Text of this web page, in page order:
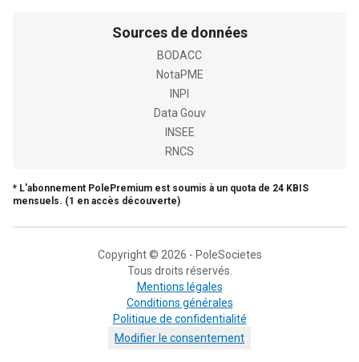
Sources de données
BODACC
NotaPME
INPI
Data Gouv
INSEE
RNCS
* L'abonnement PolePremium est soumis à un quota de 24 KBIS
mensuels. (1 en accès découverte)
Copyright © 2026 - PoleSocietes
Tous droits réservés.
Mentions légales
Conditions générales
Politique de confidentialité
Modifier le consentement